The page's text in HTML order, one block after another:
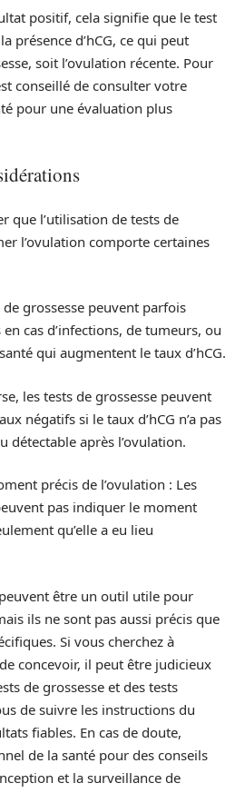
positif, cela signifie que le test
présence d’hCG, ce qui peut
soit l’ovulation récente. Pour
conseillé de consulter votre
pour une évaluation plus
que l’utilisation de tests de
l’ovulation comporte certaines
grossesse peuvent parfois
cas d’infections, de tumeurs, ou
qui augmentent le taux d’hCG.
les tests de grossesse peuvent
négatifs si le taux d’hCG n’a pas
détectable après l’ovulation.
précis de l’ovulation : Les
pas indiquer le moment
qu’elle a eu lieu
être un outil utile pour
ils ne sont pas aussi précis que
Si vous cherchez à
concevoir, il peut être judicieux
de grossesse et des tests
de suivre les instructions du
fiables. En cas de doute,
de la santé pour des conseils
et la surveillance de